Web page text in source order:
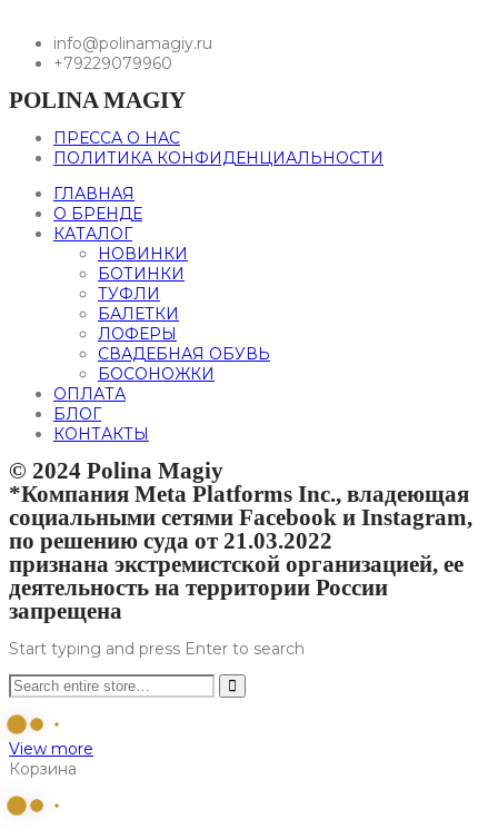
info@polinamagiy.ru
+79229079960
POLINA MAGIY
ПРЕССА О НАС
ПОЛИТИКА КОНФИДЕНЦИАЛЬНОСТИ
ГЛАВНАЯ
О БРЕНДЕ
КАТАЛОГ
НОВИНКИ
БОТИНКИ
ТУФЛИ
БАЛЕТКИ
ЛОФЕРЫ
СВАДЕБНАЯ ОБУВЬ
БОСОНОЖКИ
ОПЛАТА
БЛОГ
КОНТАКТЫ
© 2024 Polina Magiy
*Компания Meta Platforms Inc., владеющая
социальными сетями Facebook и Instagram,
по решению суда от 21.03.2022
признана экстремистской организацией, ее
деятельность на территории России
запрещена
Start typing and press Enter to search
View more
Корзина